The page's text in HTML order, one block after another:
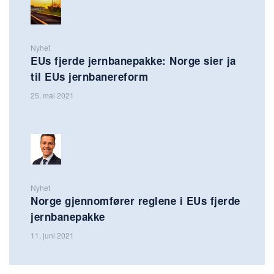
Nyhet
EUs fjerde jernbanepakke: Norge sier ja
til EUs jernbanereform
25. mai 2021
Nyhet
Norge gjennomfører reglene i EUs fjerde
jernbanepakke
11. juni 2021